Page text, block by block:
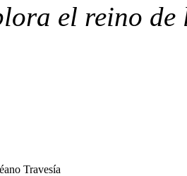
el reino
Travesía